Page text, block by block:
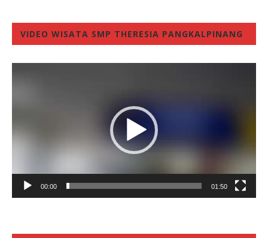
VIDEO WISATA SMP THERESIA PANGKALPINANG
00:00 01:50